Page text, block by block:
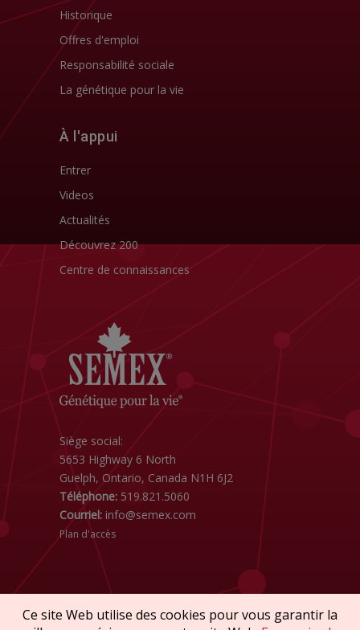
Historique
Offres d'emploi
Responsabilité sociale
La génétique pour la vie
À l'appui
Entrer
Videos
Actualités
Découvrez 200
Centre de connaissances
Siège social:
5653 Highway 6 North
Guelph, Ontario, Canada N1H 6J2
Téléphone: 519.821.5060
Courriel: info@semex.com
Plan d'accès
Ce site Web utilise des cookies pour vous garantir la